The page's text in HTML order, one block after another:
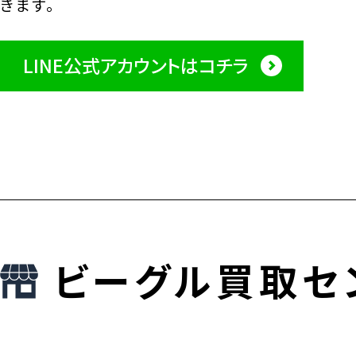
きます。
LINE公式アカウントはコチラ
ビーグル買取セ